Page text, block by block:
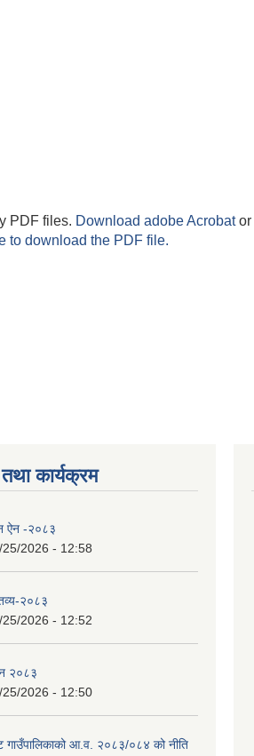
PDF files. Download adobe Acrobator
to download the PDF file.
कार्यक्रम
ऐन -२०८३
25/2026 - 12:58
२०८३
25/2026 - 12:52
२०८३
25/2026 - 12:50
गाउँपालिकाको आ.व. २०८३/०८४ को नीति